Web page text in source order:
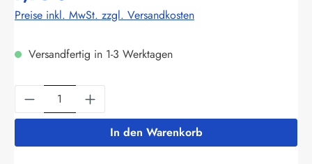
Preise inkl. MwSt. zzgl. Versandkosten
Versandfertig in 1-3 Werktagen
Produkt Anzahl: Gib den gewünschten
In den Warenkorb